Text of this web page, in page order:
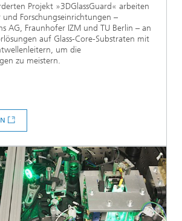
Projekt »3DGlassGuard« arbeiten
Forschungseinrichtungen –
AG, Fraunhofer IZM und TU Berlin – an
auf Glass-Core-Substraten mit
um die
zu meistern.